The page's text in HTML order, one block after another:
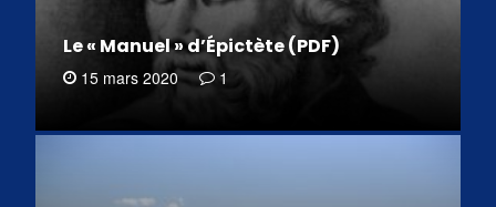
Le « Manuel » d’Épictète (PDF)
15 mars 2020 1